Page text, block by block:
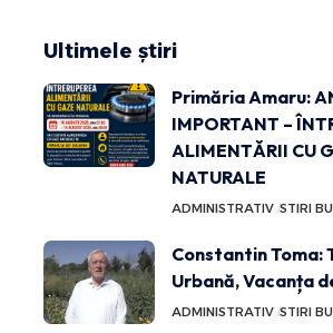
Ultimele știri
Primăria Amaru:
IMPORTANT –
ALIMENTĂRII CU
NATURALE
ADMINISTRATIV STIRI
Constantin Toma:
Urbană, Vacanța
ADMINISTRATIV STIRI